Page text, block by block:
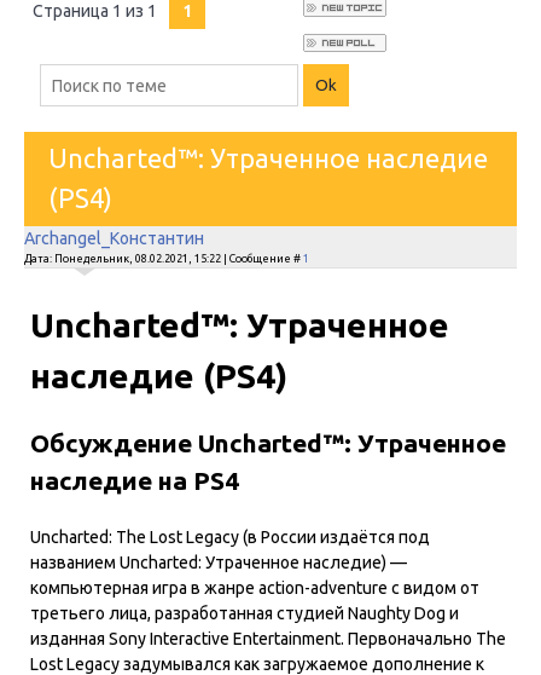
Страница 1 из 1 1
Uncharted™: Утраченное наследие
(PS4)
Archangel_Константин
Дата: Понедельник, 08.02.2021, 15:22 | Сообщение # 1
Uncharted™: Утраченное
наследие (PS4)
Обсуждение Uncharted™: Утраченное
наследие на PS4
Uncharted: The Lost Legacy (в России издаётся под
названием Uncharted: Утраченное наследие) —
компьютерная игра в жанре action-adventure с видом от
третьего лица, разработанная студией Naughty Dog и
изданная Sony Interactive Entertainment. Первоначально The
Lost Legacy задумывался как загружаемое дополнение к